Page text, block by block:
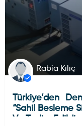
Rabia Kılıç
Türkiye’den
“Sahil Besleme
Ve Teslim Edildi